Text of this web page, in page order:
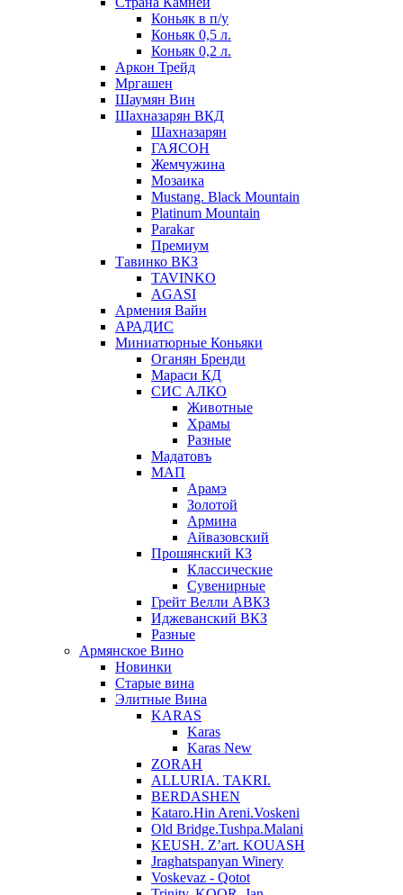
Коньяк в п/у
Коньяк 0,5 л.
Коньяк 0,2 л.
Аркон Трейд
Мргашен
Шаумян Вин
Шахназарян ВКД
Шахназарян
ГАЯСОН
Жемчужина
Мозаика
Mustang. Black Mountain
Platinum Mountain
Parakar
Премиум
Тавинко ВКЗ
TAVINKO
AGASI
Армения Вайн
АРАДИС
Миниатюрные Коньяки
Оганян Бренди
Мараси КД
СИС АЛКО
Животные
Храмы
Разные
Мадатовъ
МАП
Арамэ
Золотой
Армина
Айвазовский
Прошянский КЗ
Классические
Сувенирные
Грейт Велли АВКЗ
Иджеванский ВКЗ
Разные
Армянское Вино
Новинки
Старые вина
Элитные Вина
KARAS
Karas
Karas New
ZORAH
ALLURIA. TAKRI.
BERDASHEN
Kataro.Hin Areni.Voskeni
Old Bridge.Tushpa.Malani
KEUSH. Z’art. KOUASH
Jraghatspanyan Winery
Voskevaz - Qotot